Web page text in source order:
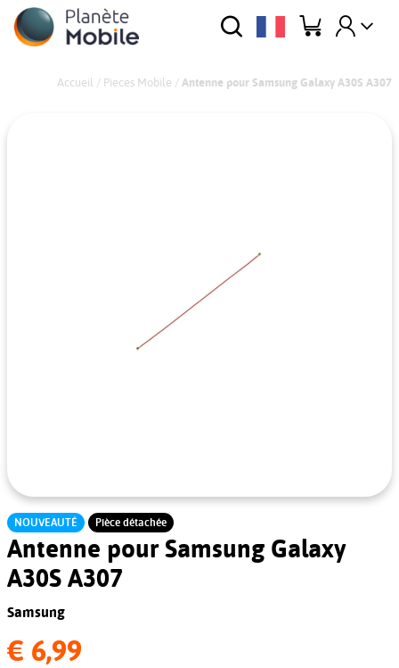
Accueil / Pieces Mobile / Antenne pour Samsung Galaxy A30S A307
NOUVEAUTÉ Pièce détachée
Antenne pour Samsung Galaxy
A30S A307
Samsung
€ 6,99